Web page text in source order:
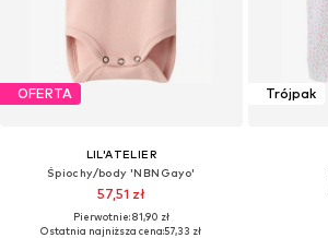
OFERTA
LIL'ATELIER
Śpiochy/body 'NBNGayo'
57,51 zł
Pierwotnie: 81,90 zł
Ostatnia najniższa cena:57,33 zł
Trójpak